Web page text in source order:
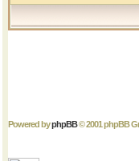
Powered byphpBB© 2001 phpBB